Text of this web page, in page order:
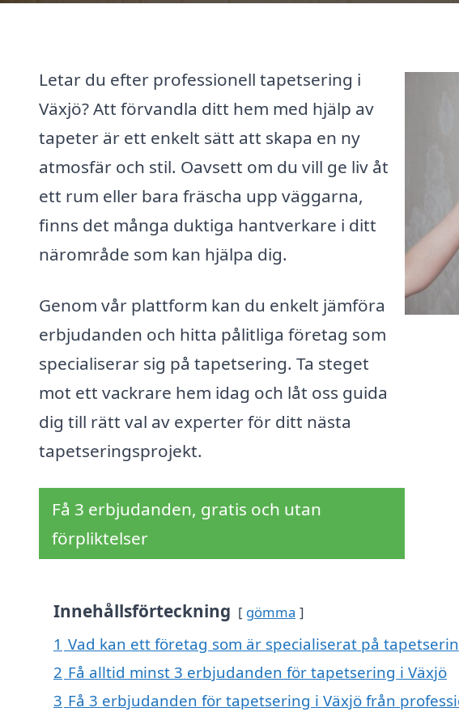
Letar du efter professionell tapetsering i
Växjö? Att förvandla ditt hem med hjälp av
tapeter är ett enkelt sätt att skapa en ny
atmosfär och stil. Oavsett om du vill ge liv åt
ett rum eller bara fräscha upp väggarna,
finns det många duktiga hantverkare i ditt
närområde som kan hjälpa dig.
Genom vår plattform kan du enkelt jämföra
erbjudanden och hitta pålitliga företag som
specialiserar sig på tapetsering. Ta steget
mot ett vackrare hem idag och låt oss guida
dig till rätt val av experter för ditt nästa
tapetseringsprojekt.
Få 3 erbjudanden, gratis och utan
förpliktelser
Innehållsförteckning gömma
1 Vad kan ett företag som är specialiserat på
2 Få alltid minst 3 erbjudanden för tapetsering i Växjö
3 Få 3 erbjudanden för tapetsering i Växjö från